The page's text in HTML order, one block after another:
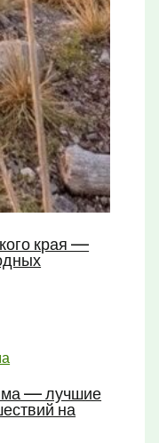
края —
— лучшие
на